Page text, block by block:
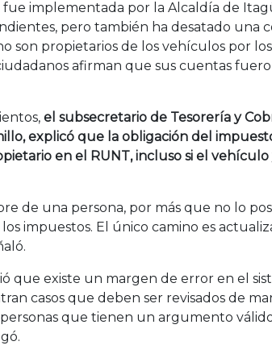
fue implementada por la Alcaldía de
pero también ha desatado una
son propietarios de los vehículos por
afirman que sus cuentas
el subsecretario de Tesorería y
explicó que la obligación del
en el RUNT, incluso si el vehículo
de una persona, por más que no lo
impuestos. El único camino es
que existe un margen de error en el
casos que deben ser revisados de
que tienen un argumento válido